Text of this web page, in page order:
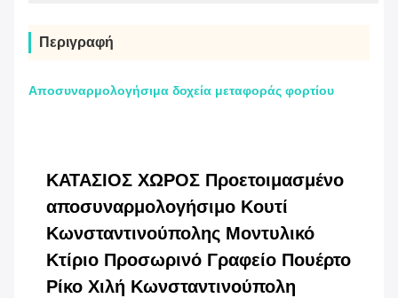
Περιγραφή
Αποσυναρμολογήσιμα δοχεία μεταφοράς φορτίου
ΚΑΤΑΣΙΟΣ ΧΩΡΟΣ Προετοιμασμένο
αποσυναρμολογήσιμο Κουτί
Κωνσταντινούπολης Μοντυλικό
Κτίριο Προσωρινό Γραφείο Πουέρτο
Ρίκο Χιλή Κωνσταντινούπολη